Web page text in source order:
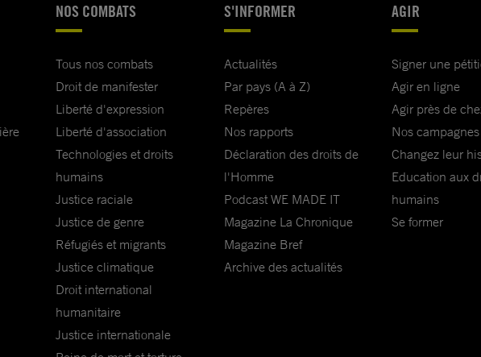
NOS COMBATS
Tous nos combats
Droit de manifester
Liberté d'expression
Liberté d'association
Technologies et droits
humains
Justice raciale
Justice de genre
Réfugiés et migrants
Justice climatique
Droit international
humanitaire
Justice internationale
S'INFORMER
Actualités
Par pays (A à Z)
Repères
Nos rapports
Déclaration des droits de
l'Homme
Podcast WE MADE IT
Magazine La Chronique
Magazine Bref
Archive des actualités
AGIR
Signer une
Agir en ligne
Agir près de
Nos campagnes
Changez leur
Education aux
humains
Se former